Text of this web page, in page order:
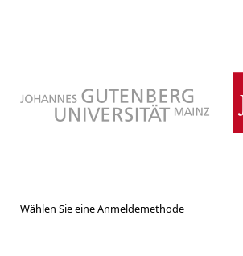
Wählen Sie eine Anmeldemethode